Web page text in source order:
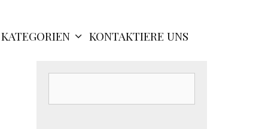
KATEGORIEN KONTAKTIERE UNS